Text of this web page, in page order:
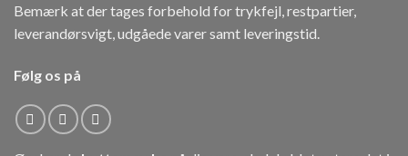
Bemærk at der tages forbehold for trykfejl, restpartier,
leverandørsvigt, udgåede varer samt leveringstid.
Følg os på